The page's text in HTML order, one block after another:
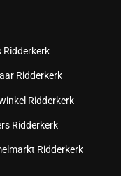
Ridderkerk
Ridderkerk
Ridderkerk
Ridderkerk
Ridderkerk